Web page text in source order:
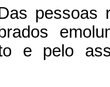
pessoas
e pelo